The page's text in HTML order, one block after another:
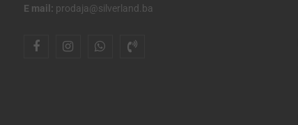
E mail: prodaja@silverland.ba